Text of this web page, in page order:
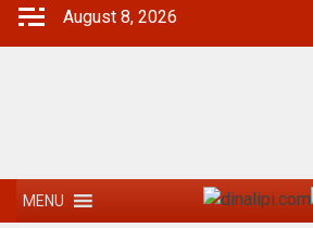
August 8, 2026
MENU